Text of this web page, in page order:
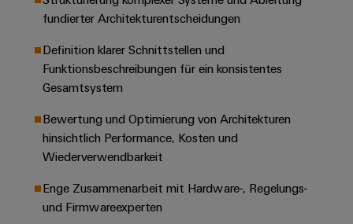
und
Fabrikautomation
Öl
&
Gas
Betrieb
mit
vernetzten
für
die
Prozessindustrie
Industrial
Analytics
Industrial
Automation
Industrial
IoT
Security
I/O-
Systeme
Industrial
Ethernet
Panels
Trainings
und
Webinare
PSIRT
Digitale
Bestellmöglichkeiten
eShop
IIoT
Automation
Solution
Partner
finden
Solution
Partner
-
Systemintegratoren
Stellenbörse
fundierter Architekturentscheidungen
Definition klarer Schnittstellen und
Funktionsbeschreibungen für ein konsistentes
Gesamtsystem
Bewertung und Optimierung von Architekturen
hinsichtlich Performance, Kosten und
Wiederverwendbarkeit
Enge Zusammenarbeit mit Hardware-, Regelungs-
und Firmwareexperten